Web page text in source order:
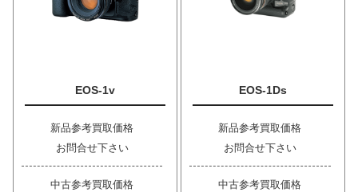
EOS-1v
新品参考買取価格
お問合せ下さい
中古参考買取価格
EOS-1Ds
新品参考買取価格
お問合せ下さい
中古参考買取価格